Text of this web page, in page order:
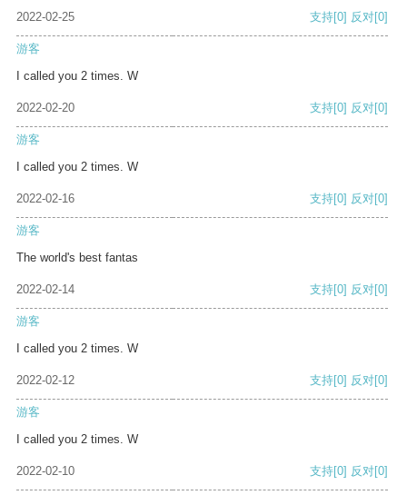
2022-02-25 支持[0] 反对[0]
游客
I called you 2 times. W
2022-02-20 支持[0] 反对[0]
游客
I called you 2 times. W
2022-02-16 支持[0] 反对[0]
游客
The world's best fantas
2022-02-14 支持[0] 反对[0]
游客
I called you 2 times. W
2022-02-12 支持[0] 反对[0]
游客
I called you 2 times. W
2022-02-10 支持[0] 反对[0]